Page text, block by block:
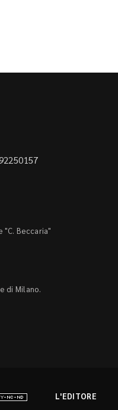
"C. Beccaria"
di Milano.
L'EDITORE